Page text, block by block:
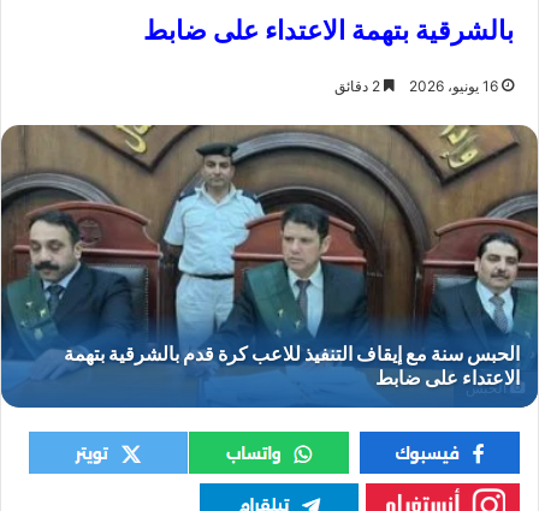
بالشرقية بتهمة الاعتداء على ضابط
16 يونيو، 2026
الحبس